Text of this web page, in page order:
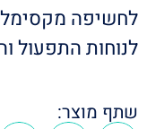
לחשיפה
לנוחות התפעול
שתף מוצר: